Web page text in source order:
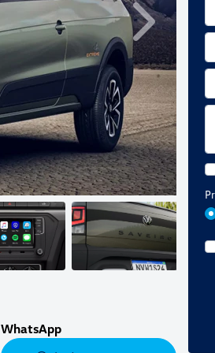
Próximo
WhatsApp